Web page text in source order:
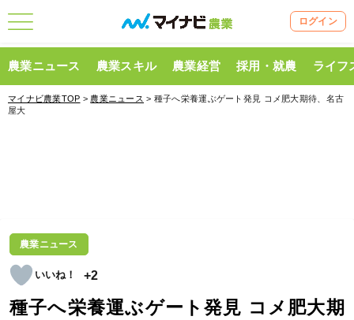
ログイン
農業ニュース 農業スキル 農業経営 採用・就農 ライフ
マイナビ農業TOP > 農業ニュース > 種子へ栄養運ぶゲート発見 コメ肥大期待、名古
屋大
農業ニュース
+2
種子へ栄養運ぶゲート発見 コメ肥大期